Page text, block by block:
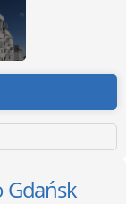
Gdańsk